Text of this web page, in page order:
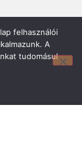
felhasználói
A
tudomásul